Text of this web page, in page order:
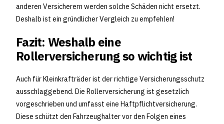
anderen Versicherern werden solche Schäden nicht ersetzt.
Deshalb ist ein gründlicher Vergleich zu empfehlen!
Fazit: Weshalb eine
Rollerversicherung so wichtig ist
Auch für Kleinkrafträder ist der richtige Versicherungsschutz
ausschlaggebend. Die Rollerversicherung ist gesetzlich
vorgeschrieben und umfasst eine Haftpflichtversicherung.
Diese schützt den Fahrzeughalter vor den Folgen eines